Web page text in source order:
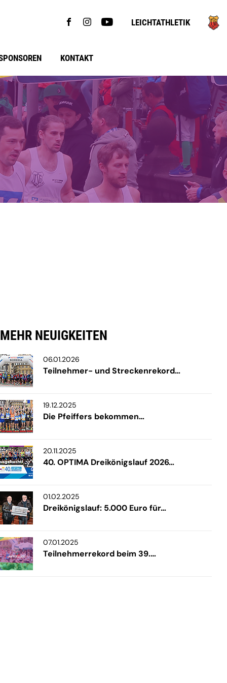
KONTAKT
LEICHTATHLETIK
MEHR NEUIGKEITEN
06.01.2026
Teilnehmer- und Streckenrekord…
19.12.2025
Die Pfeiffers bekommen…
20.11.2025
40. OPTIMA Dreikönigslauf 2026…
01.02.2025
Dreikönigslauf: 5.000 Euro für…
07.01.2025
Teilnehmerrekord beim 39.…